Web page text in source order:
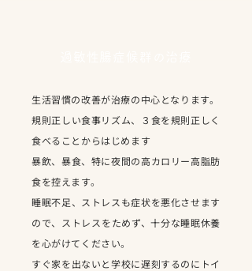
生活習慣の改善が治療の中心となります。
規則正しい食事リズム、３食を規則正しく
食べることからはじめます
暴飲、暴食、特に夜間の高カロリー高脂肪
食を控えます。
睡眠不足、ストレスも症状を悪化させます
ので、ストレスをためず、十分な睡眠休養
を心がけてください。
すぐ家を出ないと学校に遅刻するのにトイ